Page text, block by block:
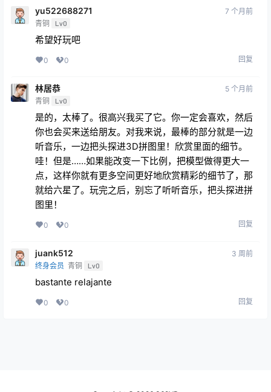
yu522688271
青铜 Lv0
7 个月前
希望好玩吧
0 0 回复
林居恭
青铜 Lv0
5 个月前
是的，太棒了。很高兴我买了它。你一定会喜欢，然后
你也会买来送给朋友。对我来说，最棒的部分就是一边
听音乐，一边把头探进3D拼图里！欣赏里面的细节。
哇！但是……如果能改变一下比例，把模型做得更大一
点，这样你就有更多空间更好地欣赏精彩的细节了，那
就给六星了。玩完之后，别忘了听听音乐，把头探进拼
图里！
0 0 回复
juank512
终身会员 青铜 Lv0
3 周前
bastante relajante
0 0 回复